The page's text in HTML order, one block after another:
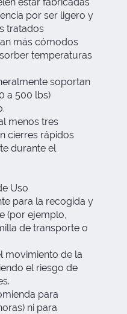
por ser ligero y
tratados
más cómodos
temperaturas
soportan
a 500 lbs)
menos tres
cierres rápidos
durante el
Uso
para la recogida y
(por ejemplo,
de transporte o
movimiento de la
el riesgo de
para
ni para